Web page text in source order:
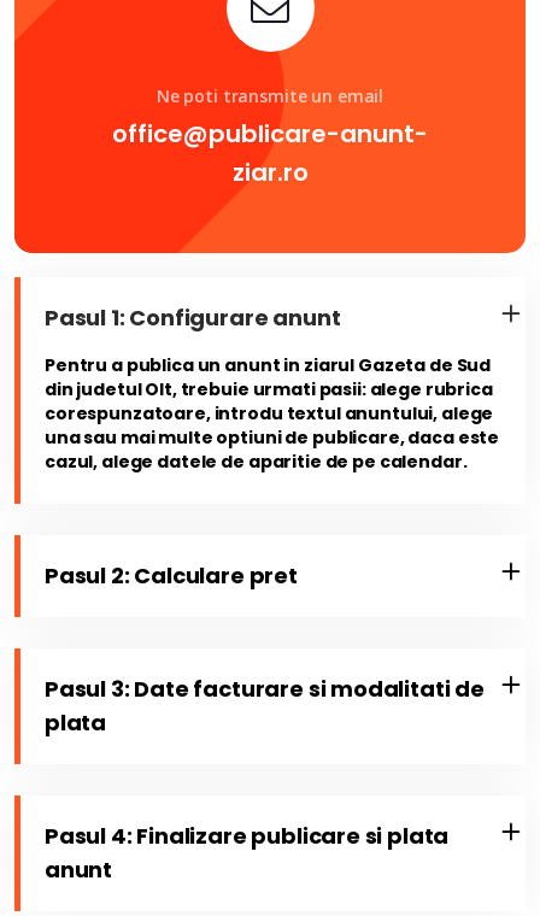
Ne poti transmite un email
office@publicare-anunt-
ziar.ro
Pasul 1: Configurare anunt
Pentru a publica un anunt in ziarul Gazeta de Sud
din judetul Olt, trebuie urmati pasii: alege rubrica
corespunzatoare, introdu textul anuntului, alege
una sau mai multe optiuni de publicare, daca este
cazul, alege datele de aparitie de pe calendar.
Pasul 2: Calculare pret
Pasul 3: Date facturare si modalitati de
plata
Pasul 4: Finalizare publicare si plata
anunt